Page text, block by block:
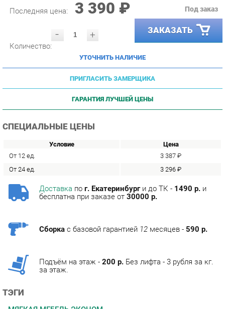
- + ЗАКАЗАТЬ
УТОЧНИТЬ НАЛИЧИЕ
ПРИГЛАСИТЬ ЗАМЕРЩИКА
ГАРАНТИЯ ЛУЧШЕЙ ЦЕНЫ
СПЕЦИАЛЬНЫЕ ЦЕНЫ
От 12 ед.
3 296 ₽
с базовой гарантией месяцев -
Подъём на этаж -200 р.Без лифта - 3 рубля за кг.
ТЭГИ